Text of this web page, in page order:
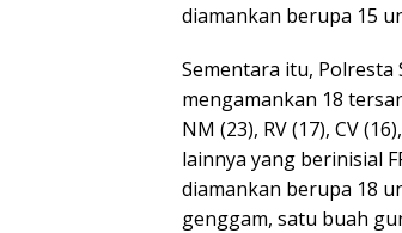
diamankan berupa 15
Sementara itu,
mengamankan 18
NM (23), RV (17), CV
lainnya yang berinisial
diamankan berupa 18
genggam, satu buah